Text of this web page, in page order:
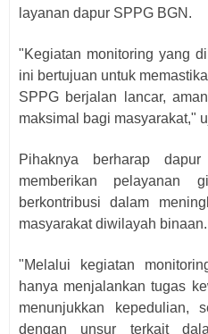
layanan dapur SPPG BGN.
"Kegiatan monitoring yang
ini bertujuan untuk
SPPG berjalan lancar,
maksimal bagi masyarakat,"
Pihaknya berharap
memberikan pelayanan
berkontribusi dalam
masyarakat diwilayah binaan.
"Melalui kegiatan
hanya menjalankan tugas
menunjukkan kepedulian,
dengan unsur terkait